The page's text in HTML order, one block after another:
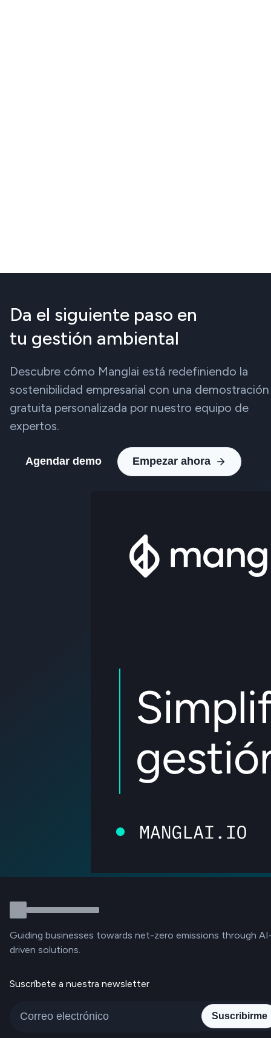
Da el siguiente paso en
tu gestión ambiental
Descubre cómo Manglai está redefiniendo la
sostenibilidad empresarial con una demostración
gratuita personalizada por nuestro equipo de
expertos.
Agendar demo Empezar ahora
Guiding businesses towards net-zero emissions through
driven solutions.
Suscríbete a nuestra newsletter
Suscribirme